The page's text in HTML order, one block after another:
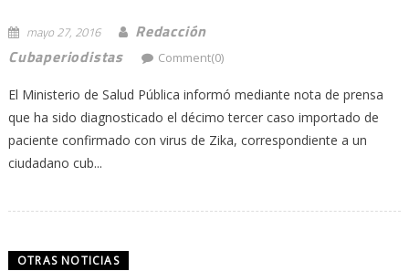
mayo 27, 2016
Redacción
Cubaperiodistas
Comment(0)
El Ministerio de Salud Pública informó mediante nota de prensa
que ha sido diagnosticado el décimo tercer caso importado de
paciente confirmado con virus de Zika, correspondiente a un
ciudadano cub...
OTRAS NOTICIAS